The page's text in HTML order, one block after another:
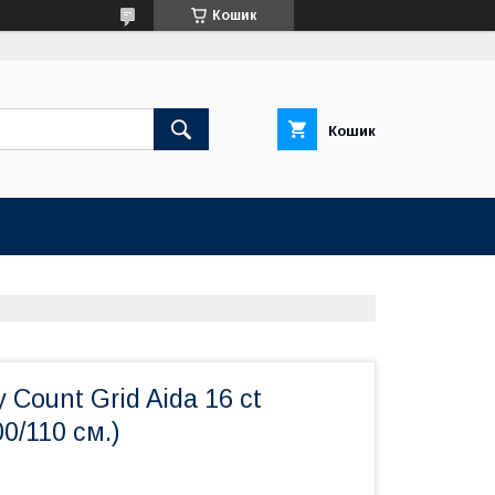
Кошик
Кошик
Count Grid Aida 16 ct
110 см.)